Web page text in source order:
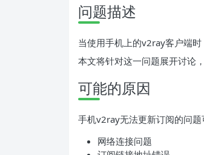
问题描述
当使用手机上的v2ray客户端
本文将针对这一问题展开讨论
可能的原因
手机v2ray无法更新订阅的问
网络连接问题